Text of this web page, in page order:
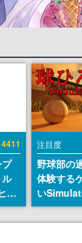
4411
プ
ス
シ
発
注目度
野球部の
体験する
い
のウィッ
とにチェ